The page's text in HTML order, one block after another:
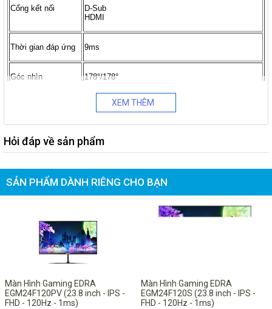
Cổng kết nối
D-Sub
HDMI
Thời gian đáp ứng 9ms
Góc nhìn 178°/178°
Flicker Free
Điện năng tiêu thụ
Mức tiêu thụ nguồn (Tối đa): 25W
Mức tiêu thụ nguồn (DPMS): Less than 0.3 W
565.3 x 335.0 x 53.7 mm (Không chân đế)
565.3 x 430.0 x 180.8 mm (Gồm chân đế)
Cân nặng
2.4 kg (Không chân đế)
Phụ kiện Cáp nguồn
XEM THÊM
Hỏi đáp về sản phẩm
SẢN PHẨM DÀNH RIÊNG CHO BẠN
Màn Hình Gaming EDRA
EGM24F120PV (23.8 inch - IPS -
FHD - 120Hz - 1ms)
Màn Hình Gaming EDRA
EGM24F120S (23.8 inch - IPS -
FHD - 120Hz - 1ms)
-9%